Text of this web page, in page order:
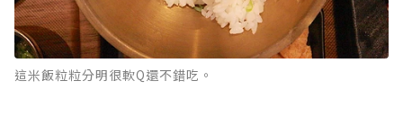
這米飯粒粒分明很軟Q還不錯吃。